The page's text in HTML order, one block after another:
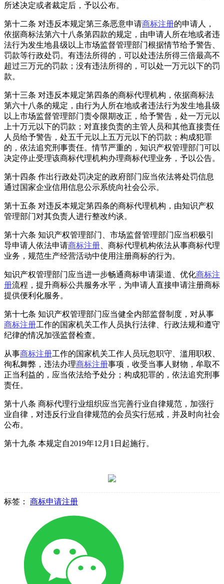
所述决定或者裁定后，予以公布。
第十二条 对违反本规定第三条恶意申请商标注册的申请人，
依据商标法第六十八条第四款的规定，由申请人所在地或者违
法行为发生地县级以上市场监督管理部门根据情节给予警告、
罚款等行政处罚。有违法所得的，可以处违法所得三倍最高不
超过三万元的罚款；没有违法所得的，可以处一万元以下的罚
款。
第十三条 对违反本规定第四条的商标代理机构，依据商标法
第六十八条的规定，由行为人所在地或者违法行为发生地县级
以上市场监督管理部门责令限期改正，给予警告，处一万元以
上十万元以下的罚款；对直接负责的主管人员和其他直接责任
人员给予警告，处五千元以上五万元以下的罚款；构成犯罪
的，依法追究刑事责任。情节严重的，知识产权管理部门可以
决定停止受理该商标代理机构办理商标代理业务，予以公告。
第十四条 作出行政处罚决定的政府部门应当依法将处罚信息
通过国家企业信用信息公示系统向社会公示。
第十五条 对违反本规定第四条的商标代理机构，由知识产权
管理部门对其负责人进行整改约谈。
第十六条 知识产权管理部门、市场监督管理部门应当积极引
导申请人依法申请商标注册 、商标代理机构依法从事商标代理
业务，规范生产经营活动中使用注册商标的行为。
知识产权管理部门应当进一步畅通商标申请渠道、优化商标注
册流程，提升商标公共服务水平，为申请人直接申请注册商标
提供便利化服务。
第十七条 知识产权管理部门应当健全内部监督制度，对从事
商标注册工作的国家机关工作人员执行法律、行政法规和遵守
纪律的情况加强监督检查。
从事商标注册工作的国家机关工作人员玩忽职守、滥用职权、
徇私舞弊，违法办理商标注册事项，收受当事人财物，牟取不
正当利益的，应当依法给予处分；构成犯罪的，依法追究刑事
责任。
第十八条 商标代理行业组织应当完善行业自律规范，加强行
业自律，对违反行业自律规范的会员实行惩戒，并及时向社会
公布。
第十九条 本规定自2019年12月1日起施行。
标签： 商标申请注册